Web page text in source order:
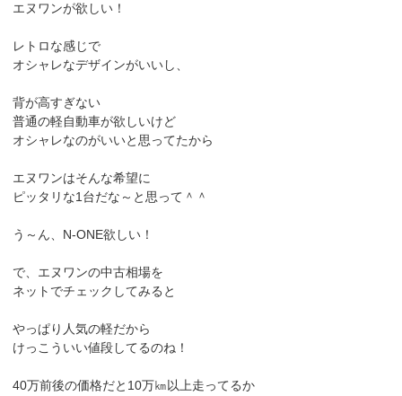
エヌワンが欲しい！
レトロな感じで
オシャレなデザインがいいし、
背が高すぎない
普通の軽自動車が欲しいけど
オシャレなのがいいと思ってたから
エヌワンはそんな希望に
ピッタリな1台だな～と思って＾＾
う～ん、N-ONE欲しい！
で、エヌワンの中古相場を
ネットでチェックしてみると
やっぱり人気の軽だから
けっこういい値段してるのね！
40万前後の価格だと10万㎞以上走ってるか